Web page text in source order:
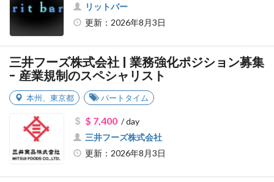
リットバー
更新：2026年8月3日
三井フーズ株式会社 | 業務強化ポジション募集
- 産業規制のスペシャリスト
本州 東京都 パートタイム
$ 7,400/ day
三井フーズ株式会社
更新：2026年8月3日